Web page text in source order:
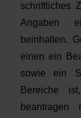
schriftliches
Angaben
beinhalten.
einen ein
sowie ein
Bereiche